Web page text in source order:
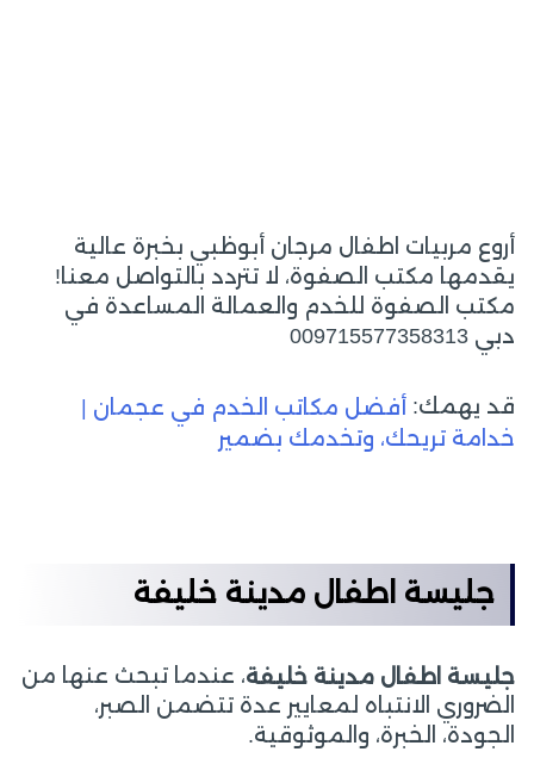
أروع مربيات اطفال مرجان أبوظبي بخبرة عالية
يقدمها مكتب الصفوة، لا تتردد بالتواصل معنا!
مكتب الصفوة للخدم والعمالة المساعدة في
دبي 009715577358313
قد يهمك: أفضل مكاتب الخدم في عجمان |
خدامة تريحك، وتخدمك بضمير
جليسة اطفال مدينة خليفة
جليسة اطفال مدينة خليفة، عندما تبحث عنها من
الضروري الانتباه لمعايير عدة تتضمن الصبر،
الجودة، الخبرة، والموثوقية.